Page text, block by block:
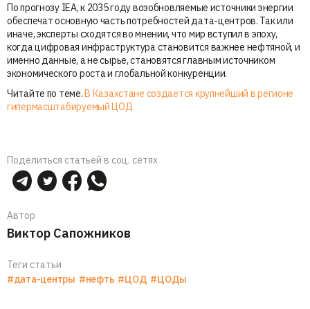
По прогнозу IEA, к 2035 году возобновляемые источники энергии
обеспечат основную часть потребностей дата-центров. Так или
иначе, эксперты сходятся во мнении, что мир вступил в эпоху,
когда цифровая инфраструктура становится важнее нефтяной, и
именно данные, а не сырье, становятся главным источником
экономического роста и глобальной конкуренции.
Читайте по теме.В Казахстане создается крупнейший в регионе
гипермасштабируемый ЦОД
Поделиться статьей в соц. сетях
Автор
Виктор Сапожников
Теги статьи
#дата-центры #нефть #ЦОД #ЦОДы